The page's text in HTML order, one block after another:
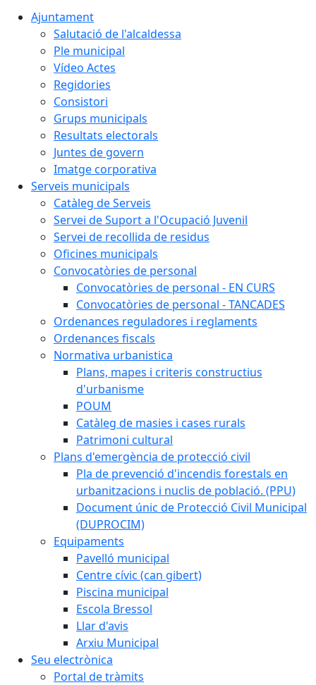
Ajuntament
Salutació de l'alcaldessa
Ple municipal
Vídeo Actes
Regidories
Consistori
Grups municipals
Resultats electorals
Juntes de govern
Imatge corporativa
Serveis municipals
Catàleg de Serveis
Servei de Suport a l'Ocupació Juvenil
Servei de recollida de residus
Oficines municipals
Convocatòries de personal
Convocatòries de personal - EN CURS
Convocatòries de personal - TANCADES
Ordenances reguladores i reglaments
Ordenances fiscals
Normativa urbanistica
Plans, mapes i criteris constructius
d'urbanisme
POUM
Catàleg de masies i cases rurals
Patrimoni cultural
Plans d'emergència de protecció civil
Pla de prevenció d'incendis forestals en
urbanitzacions i nuclis de població. (PPU)
Document únic de Protecció Civil Municipal
(DUPROCIM)
Equipaments
Pavelló municipal
Centre cívic (can gibert)
Piscina municipal
Escola Bressol
Llar d'avis
Arxiu Municipal
Seu electrònica
Portal de tràmits